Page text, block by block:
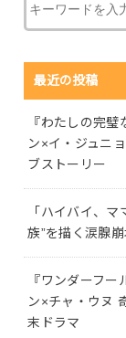
最近の投稿
『わたしの完
ン×イ・ジュニ
ブストーリー
「ハイバイ、
族”を描く涙腺
『ワンダーフ
ン×チャ・ウヌ
末ドラマ